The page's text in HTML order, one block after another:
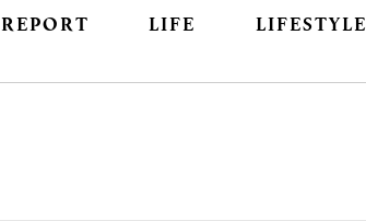
REPORT LIFE LIFESTYLE